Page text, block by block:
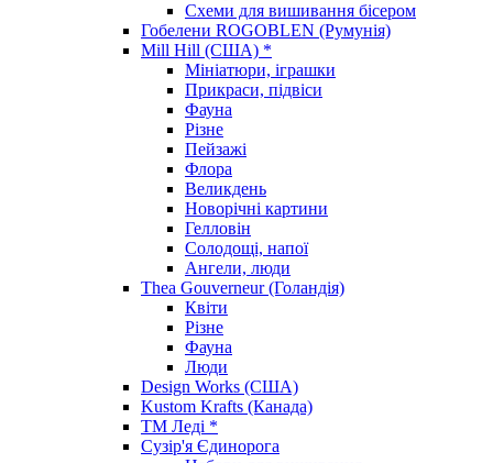
Схеми для вишивання бісером
Гобелени ROGOBLEN (Румунія)
Mill Hill (США) *
Мініатюри, іграшки
Прикраси, підвіси
Фауна
Різне
Пейзажі
Флора
Великдень
Новорічні картини
Гелловін
Солодощі, напої
Ангели, люди
Thea Gouverneur (Голандія)
Квіти
Різне
Фауна
Люди
Design Works (США)
Kustom Krafts (Канада)
ТМ Леді *
Сузір'я Єдинорога